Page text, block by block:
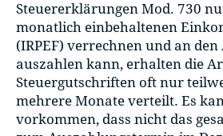
Steuererklärungen Mod. 730
monatlich einbehaltenen
(IRPEF) verrechnen und an
auszahlen kann, erhalten die
Steuergutschriften oft nur
mehrere Monate verteilt. Es
vorkommen, dass nicht das